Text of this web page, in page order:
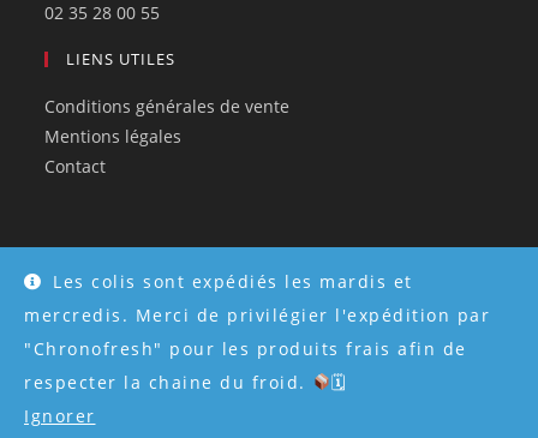
Les colis sont expédiés les mardis et
mercredis. Merci de privilégier l'expédition par
"Chronofresh" pour les produits frais afin de
respecter la chaine du froid.
🗓
Ignorer
02 35 28 00 55
LIENS UTILES
Conditions générales de vente
Mentions légales
Contact